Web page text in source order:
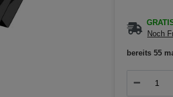
Noch
bereits 55